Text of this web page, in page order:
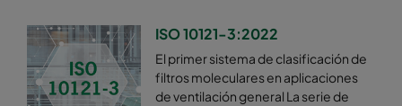
ISO 10121-3:2022
El primer sistema de clasificación de
filtros moleculares en aplicaciones
de ventilación general La serie de